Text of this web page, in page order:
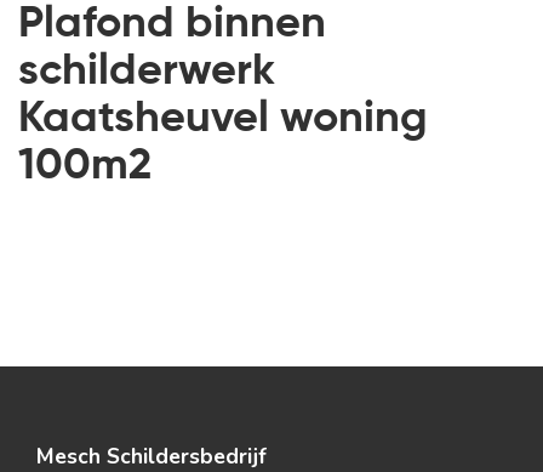
Plafond binnen
schilderwerk
Kaatsheuvel woning
100m2
Mesch Schildersbedrijf